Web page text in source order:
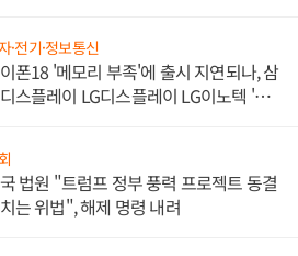
·전기·정보통신
폰18 '메모리 부족'에 출시 지연되나, 삼
스플레이 LG디스플레이 LG이노텍 '탈
법원 "트럼프 정부 풍력 프로젝트 동결
는 위법", 해제 명령 내려